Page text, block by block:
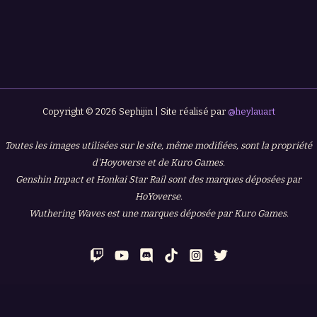
Copyright © 2026 Sephijin | Site réalisé par @heylauart
Toutes les images utilisées sur le site, même modifiées, sont la propriété
d'Hoyoverse et de Kuro Games.
Genshin Impact et Honkai Star Rail sont des marques déposées par
HoYoverse.
Wuthering Waves est une marques déposée par Kuro Games.